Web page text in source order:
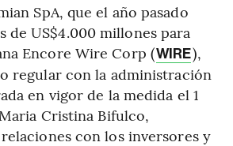
SpA, que el año pasado
de US$4.000 millones para
Encore Wire Corp (WIRE),
regular con la administración
en vigor de la medida el 1
Cristina Bifulco,
con los inversores y